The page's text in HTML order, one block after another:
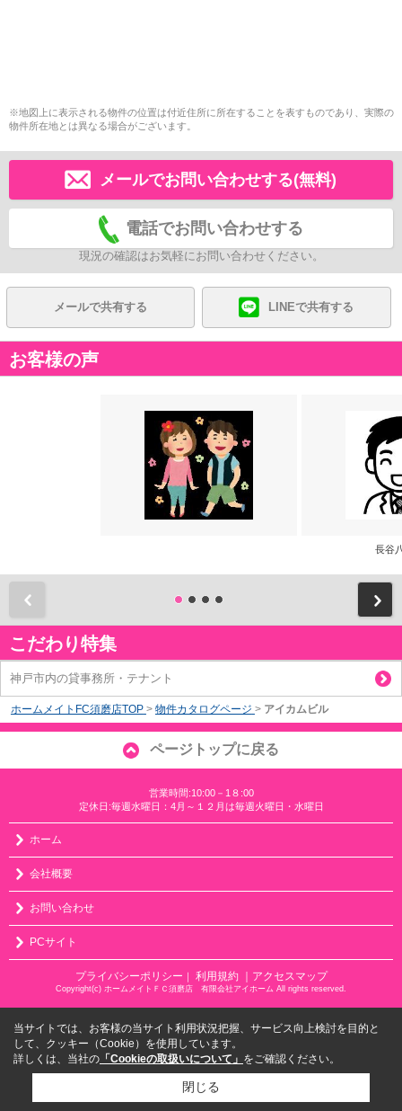
※地図上に表示される物件の位置は付近住所に所在することを表すものであり、実際の
物件所在地とは異なる場合がございます。
メールでお問い合わせする(無料)
電話でお問い合わせする
現況の確認はお気軽にお問い合わせください。
メールで共有する LINEで共有する
お客様の声
長谷
こだわり特集
神戸市内の貸事務所・テナント
ホームメイトFC須磨店TOP > 物件カタログページ > アイカムビル
ページトップに戻る
営業時間:10:00－1８:00
定休日:毎週水曜日：4月～１２月は毎週火曜日・水曜日
ホーム
会社概要
お問い合わせ
PCサイト
プライバシーポリシー 利用規約 ｜アクセスマップ
Copyright(c) ホームメイトＦＣ須磨店 有限会社アイホーム All rights reserved.
当サイトでは、お客様の当サイト利用状況把握、サービス向上検討を目的と
して、クッキー（Cookie）を使用しています。
詳しくは、当社の 「Cookieの取扱いについて」 をご確認ください。
閉じる